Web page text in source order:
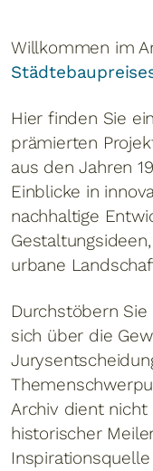
Willkommen im
Hier finden Sie
prämierten
aus den Jahren
Einblicke in
nachhaltige
urbane
Durchstöbern
sich über die
Archiv dient
historischer